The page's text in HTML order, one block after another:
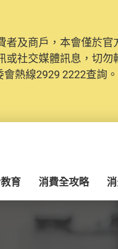
者及商戶，本會僅於
或社交媒體訊息，切
熱線2929 2222查詢。
育 消費全攻略